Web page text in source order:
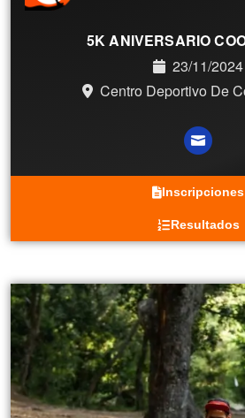
5K ANIVERSARIO
23/11/2024
Centro Deportivo De
Inscripciones
Resultados